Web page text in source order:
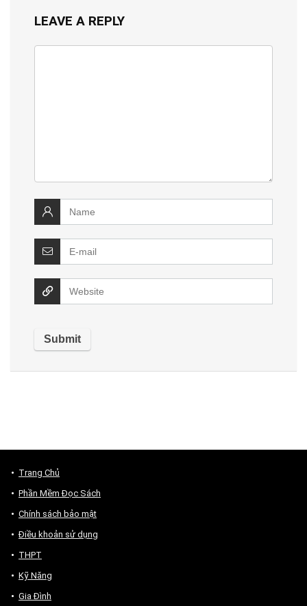
LEAVE A REPLY
Trang Chủ
Phần Mềm Đọc Sách
Chính sách bảo mật
Điều khoản sử dụng
THPT
Kỹ Năng
Gia Đình